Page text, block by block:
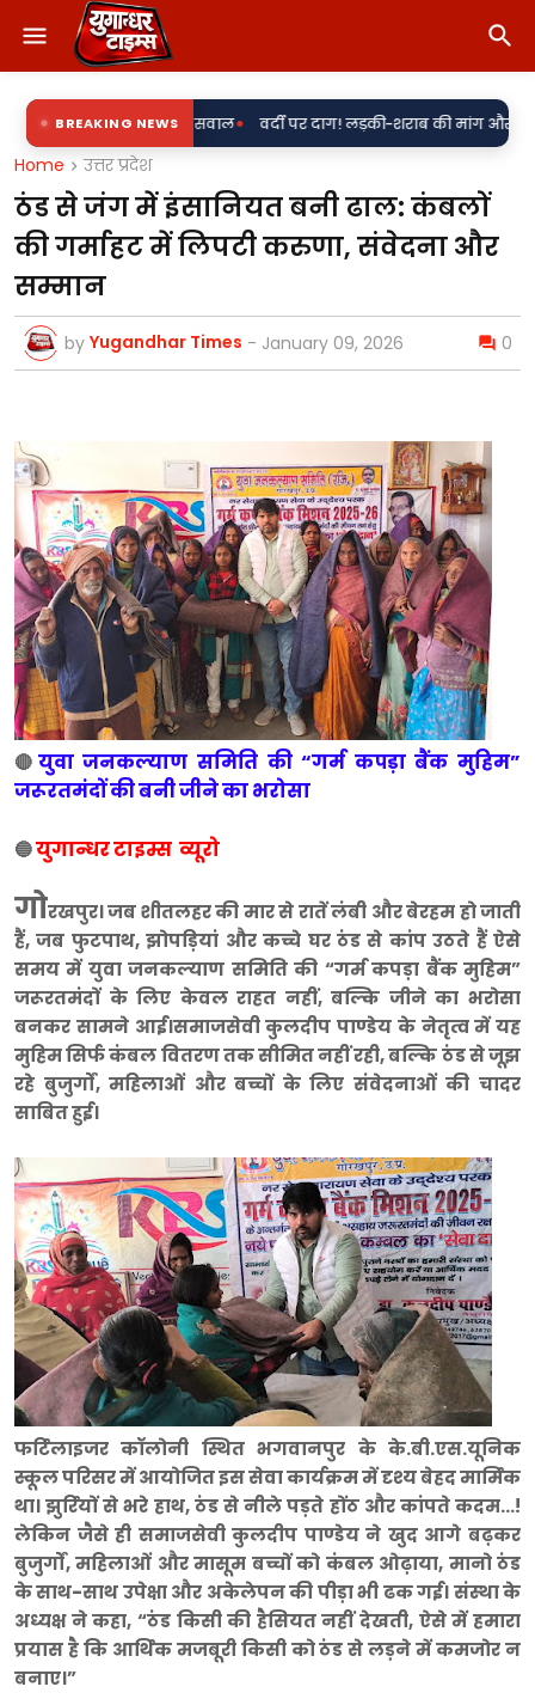
BREAKING NEWS
एंट्री पर सवाल• वर्दी पर दाग! लड़की-शराब की मांग और महिला से बदसलूकी के
Home उत्तर प्रदेश
ठंड से जंग में इंसानियत बनी ढाल: कंबलों
की गर्माहट में लिपटी करुणा, संवेदना और
सम्मान
by Yugandhar Times - January 09, 2026 0
🔴 युवा जनकल्याण समिति की “गर्म कपड़ा बैंक मुहिम”
जरूरतमंदों की बनी जीने का भरोसा
🔵युगान्धर टाइम्स व्यूरो
गोरखपुर। जब शीतलहर की मार से रातें लंबी और बेरहम हो जाती
हैं, जब फुटपाथ, झोपड़ियां और कच्चे घर ठंड से कांप उठते हैं ऐसे
समय में युवा जनकल्याण समिति की “गर्म कपड़ा बैंक मुहिम”
जरूरतमंदों के लिए केवल राहत नहीं, बल्कि जीने का भरोसा
बनकर सामने आई।समाजसेवी कुलदीप पाण्डेय के नेतृत्व में यह
मुहिम सिर्फ कंबल वितरण तक सीमित नहीं रही, बल्कि ठंड से जूझ
रहे बुजुर्गों, महिलाओं और बच्चों के लिए संवेदनाओं की चादर
साबित हुई।
फर्टिलाइजर कॉलोनी स्थित भगवानपुर के के.बी.एस.यूनिक
स्कूल परिसर में आयोजित इस सेवा कार्यक्रम में दृश्य बेहद मार्मिक
था। झुर्रियों से भरे हाथ, ठंड से नीले पड़ते होंठ और कांपते कदम...!
लेकिन जैसे ही समाजसेवी कुलदीप पाण्डेय ने खुद आगे बढ़कर
बुजुर्गों, महिलाओं और मासूम बच्चों को कंबल ओढ़ाया, मानो ठंड
के साथ-साथ उपेक्षा और अकेलेपन की पीड़ा भी ढक गई। संस्था के
अध्यक्ष ने कहा, “ठंड किसी की हैसियत नहीं देखती, ऐसे में हमारा
प्रयास है कि आर्थिक मजबूरी किसी को ठंड से लड़ने में कमजोर न
बनाए।”